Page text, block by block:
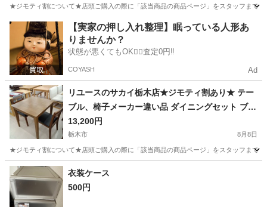
★ジモティ割について★店頭ご購入の際に「該当商品の商品ページ」をスタッフまで
栃木 栃木市 椅子 サカイ
【実家の押し入れ整理】眠っている人形あ
りませんか？
状態が悪くてもOK🙆‍♀️査定0円‼️
COYASH Ad
リユースのサカイ栃木店★ジモティ割あり★ テー
ブル、椅子メーカー違い品 ダイニングセット ブラ
ウン W75×D75×H72 クリーニング済み TC15640
13,200円
栃木市 8月8日
★ジモティ割について★店頭ご購入の際に「該当商品の商品ページ」をスタッフまで
栃木 栃木市 ダイニングセット
衣装ケース
500円